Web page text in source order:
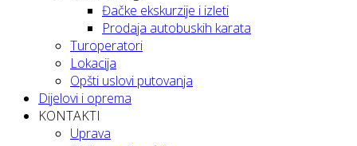
Đačke ekskurzije i izleti
Prodaja autobuskih karata
Turoperatori
Lokacija
Opšti uslovi putovanja
Dijelovi i oprema
KONTAKTI
Uprava